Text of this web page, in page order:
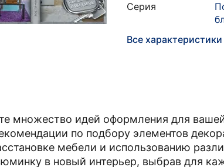
Серия
Все характеристики
множество идей оформления для
по подбору элементов
мебели и использованию
в новый интерьер, выбрав для